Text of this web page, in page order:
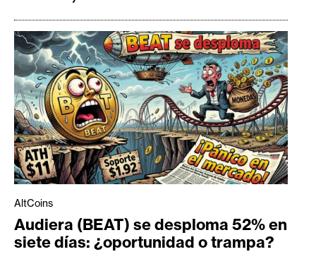
AltCoins
Audiera (BEAT) se desploma 52% en
siete días: ¿oportunidad o trampa?